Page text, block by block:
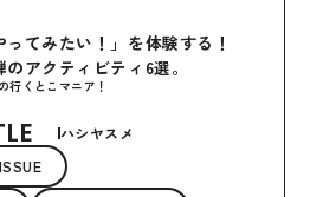
行くとこマニア！
ってみたい！」を体験する！
のアクティビティ6選。
ハシヤスメ